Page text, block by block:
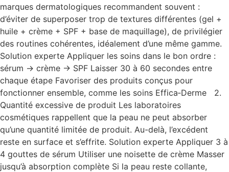
marques dermatologiques recommandent souvent :
d’éviter de superposer trop de textures différentes (gel +
huile + crème + SPF + base de maquillage), de privilégier
des routines cohérentes, idéalement d’une même gamme.
Solution experte Appliquer les soins dans le bon ordre :
sérum → crème → SPF Laisser 30 à 60 secondes entre
chaque étape Favoriser des produits conçus pour
fonctionner ensemble, comme les soins Effica‑Derme 2.
Quantité excessive de produit Les laboratoires
cosmétiques rappellent que la peau ne peut absorber
qu’une quantité limitée de produit. Au-delà, l’excédent
reste en surface et s’effrite. Solution experte Appliquer 3 à
4 gouttes de sérum Utiliser une noisette de crème Masser
jusqu’à absorption complète Si la peau reste collante,